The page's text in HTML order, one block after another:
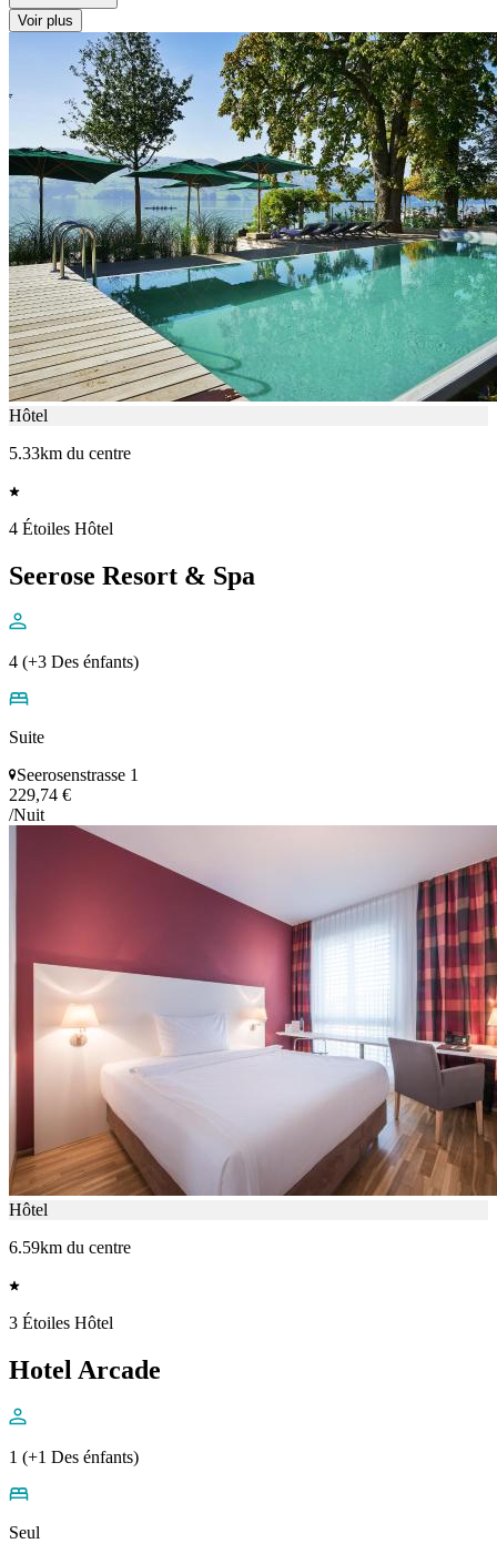
Voir plus
Hôtel
5.33km du centre
4 Étoiles Hôtel
Seerose Resort & Spa
4 (+3 Des énfants)
Suite
Seerosenstrasse 1
229,74 €
/Nuit
Hôtel
6.59km du centre
3 Étoiles Hôtel
Hotel Arcade
1 (+1 Des énfants)
Seul